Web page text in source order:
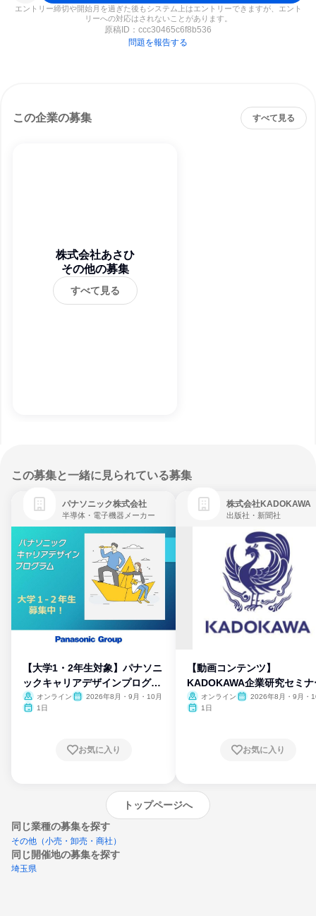
エントリー締切や開始月を過ぎた後もシステム上はエントリーできますが、エント
リーへの対応はされないことがあります。
原稿ID： ccc30465c6f8b536
問題を報告する
この企業の募集 すべて見る
株式会社あさひ
その他の募集
すべて見る
この募集と一緒に見られている募集
パナソニック株式会社
半導体・電子機器メーカー
【大学1・2年生対象】パナソニ
ックキャリアデザインプログラ
ム
オンライン
2026年8月・9月・10月
1日
お気に入り
株式会社KADOKAWA
出版社・新聞社
【動画コンテンツ】
KADOKAWA企業研究セミナ
オンライン
2026年8月・9月・
1日
お気に入り
トップページへ
同じ業種の募集を探す
その他（小売・卸売・商社）
同じ開催地の募集を探す
埼玉県